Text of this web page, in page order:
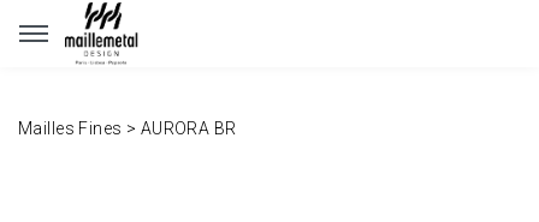
Panneau de gestion des cookies
Mailles Fines > AURORA BR